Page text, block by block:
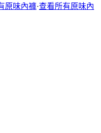
原味內褲·查看所有原味內